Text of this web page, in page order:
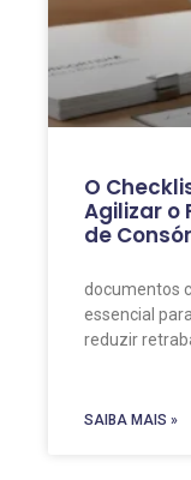
O
Agilizar o
de
documentos
essencial
reduzir
SAIBA MAIS »